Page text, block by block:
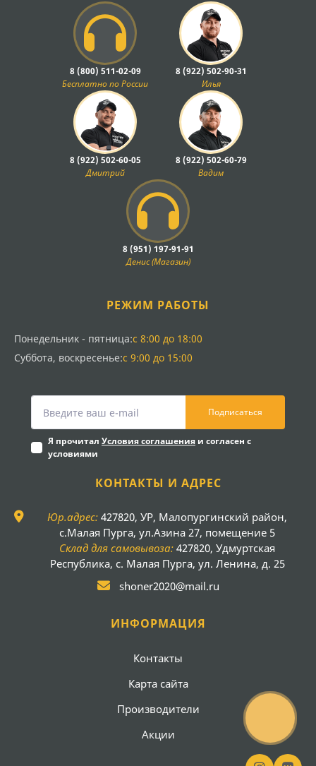
8 (800) 511-02-09
Бесплатно по России
8 (922) 502-90-31
Илья
8 (922) 502-60-05
Дмитрий
8 (922) 502-60-79
Вадим
8 (951) 197-91-91
Денис (Магазин)
РЕЖИМ РАБОТЫ
Понедельник - пятница:с 8:00 до 18:00
Суббота, воскресенье:с 9:00 до 15:00
Подписаться
Я прочитал Условия соглашения и согласен с
условиями
КОНТАКТЫ И АДРЕС
Юр.адрес: 427820, УР, Малопургинский район,
с.Малая Пурга, ул.Азина 27, помещение 5
Склад для самовывоза: 427820, Удмуртская
Республика, с. Малая Пурга, ул. Ленина, д. 25
shoner2020@mail.ru
ИНФОРМАЦИЯ
Контакты
Карта сайта
Производители
Акции